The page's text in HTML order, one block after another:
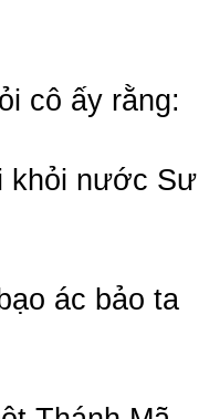
cô ấy rằng:
khỏi nước Sư
ác bảo ta